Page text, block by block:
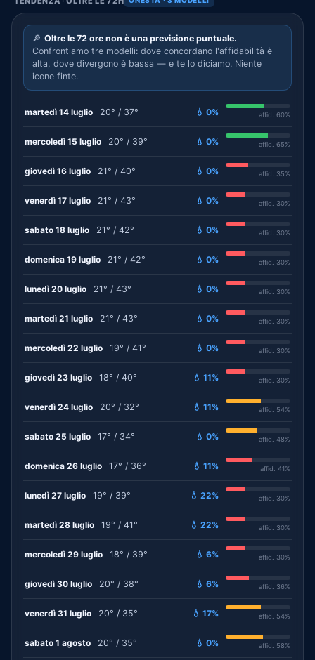
🔎 Oltre le 72 ore non è una previsione puntuale.
Confrontiamo tre modelli: dove concordano l'affidabilità è
alta, dove divergono è bassa — e te lo diciamo. Niente
icone finte.
martedì 14 luglio 20° / 37° 💧 0% affid. 60%
mercoledì 15 luglio 20° / 39° 💧 0% affid. 65%
giovedì 16 luglio 21° / 40° 💧 0% affid. 35%
venerdì 17 luglio 21° / 43° 💧 0% affid. 30%
sabato 18 luglio 21° / 42° 💧 0% affid. 30%
domenica 19 luglio 21° / 42° 💧 0% affid. 30%
lunedì 20 luglio 21° / 43° 💧 0% affid. 30%
martedì 21 luglio 21° / 43° 💧 0% affid. 30%
mercoledì 22 luglio 19° / 41° 💧 0% affid. 30%
giovedì 23 luglio 18° / 40° 💧 11% affid. 30%
venerdì 24 luglio 20° / 32° 💧 11% affid. 54%
sabato 25 luglio 17° / 34° 💧 0% affid. 48%
domenica 26 luglio 17° / 36° 💧 11% affid. 41%
lunedì 27 luglio 19° / 39° 💧 22% affid. 30%
martedì 28 luglio 19° / 41° 💧 22% affid. 30%
mercoledì 29 luglio 18° / 39° 💧 6% affid. 30%
giovedì 30 luglio 20° / 38° 💧 6% affid. 36%
venerdì 31 luglio 20° / 35° 💧 17% affid. 54%
sabato 1 agosto 20° / 35° 💧 0% affid. 58%